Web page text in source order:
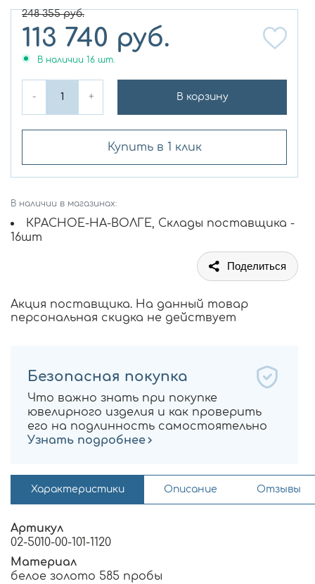
248 355руб.
113 740 руб.
В наличии 16 шт.
- + В корзину
Купить в 1 клик
В наличии в магазинах:
КРАСНОЕ-НА-ВОЛГЕ, Склады поставщика -
16шт
Поделиться
Акция поставщика. На данный товар
персональная скидка не действует
Безопасная покупка
Что важно знать при покупке
ювелирного изделия и как проверить
его на подлинность самостоятельно
Узнать подробнее
Характеристики Описание Отзывы
Артикул
02-5010-00-101-1120
Материал
белое золото 585 пробы